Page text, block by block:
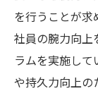
を行うことが求
社員の腕力向上
ラムを実施し
や持久力向上の